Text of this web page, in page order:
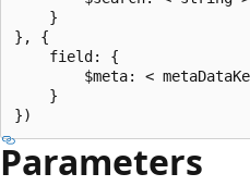
    }
}, {
    field: {
$meta: <
    }
Parameters